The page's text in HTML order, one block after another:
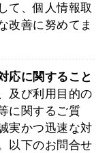
て、個人情報取
改善に努めてま
応に関すること
及び利用目的の
に関するご質
実かつ迅速な対
以下のお問合せ